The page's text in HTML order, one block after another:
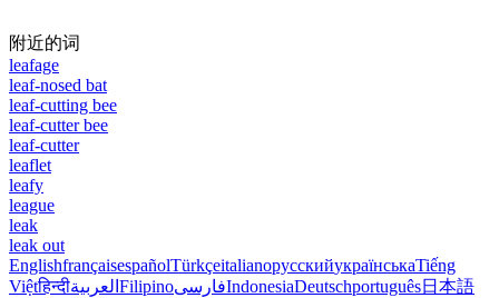
附近的词
leafage
leaf-nosed bat
leaf-cutting bee
leaf-cutter bee
leaf-cutter
leaflet
leafy
league
leak
leak out
EnglishfrançaisespañolTürkçeitalianoрусскийукраїнськаTiếng
Việtहिन्दीالعربية FilipinoفارسیIndonesiaDeutschportuguês日本語